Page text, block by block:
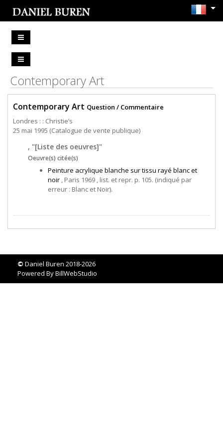
Contemporary Art
Contemporary Art Question / Commentaire
Londres : : Christie’s
25 mai 1995 (Catalogue de vente publique)
, "[Liste des oeuvres]"
Oeuvre(s) citée(s)
Peinture acrylique blanche sur tissu rayé blanc et
noir , Paris 1969 , list. et repr. p. 105. (indiqué par
erreur : Blanc et Noir).
© Daniel Buren 2018-2026
Powered ByBillWebStudio